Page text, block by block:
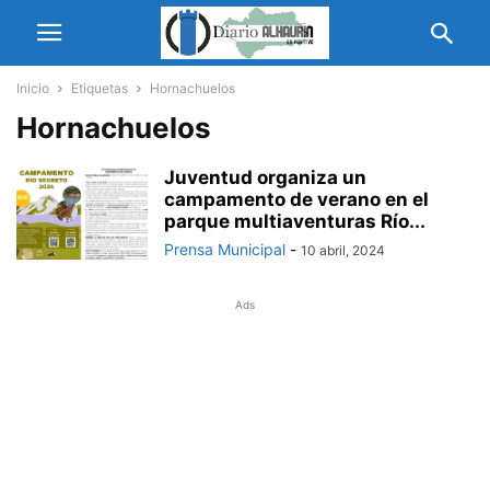
Inicio Etiquetas Hornachuelos
Hornachuelos
Juventud organiza un
campamento de verano en el
parque multiaventuras Río...
Prensa Municipal - 10 abril, 2024
Ads